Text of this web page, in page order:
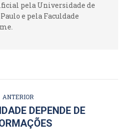
pela Universidade de
Paulo e pela Faculdade
ANTERIOR
Post
anterior:
DEPENDE DE